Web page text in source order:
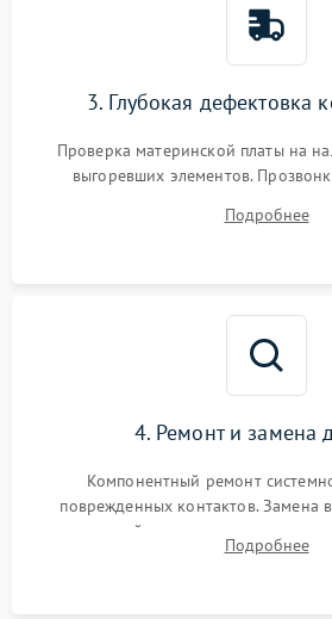
3. Глубокая дефектовка
Проверка материнской платы на
выгоревших элементов.
тестирование приводных
всасывания. Оценка состояния
Подробнее
4. Ремонт и замена
Компонентный ремонт
поврежденных контактов. Замена
двигателей, изношенного
лидара или помпы подачи воды.
Подробнее